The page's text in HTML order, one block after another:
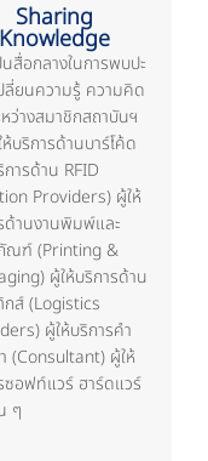
Sharing
Knowledge
นสื่อกลางในการพบปะ
ลี่ยนความรู้ ความคิด
หว่างสมาชิกสถาบันฯ
ห้บริการด้านบาร์โค้ด
การด้าน RFID
Providers) ผู้ให้
ด้านงานพิมพ์และ
ณฑ์ (Printing &
ผู้ให้บริการด้าน
กส์ (Logistics
ผู้ให้บริการคำ
(Consultant) ผู้ให้
ซอฟท์แวร์ ฮาร์ดแวร์
ๆ